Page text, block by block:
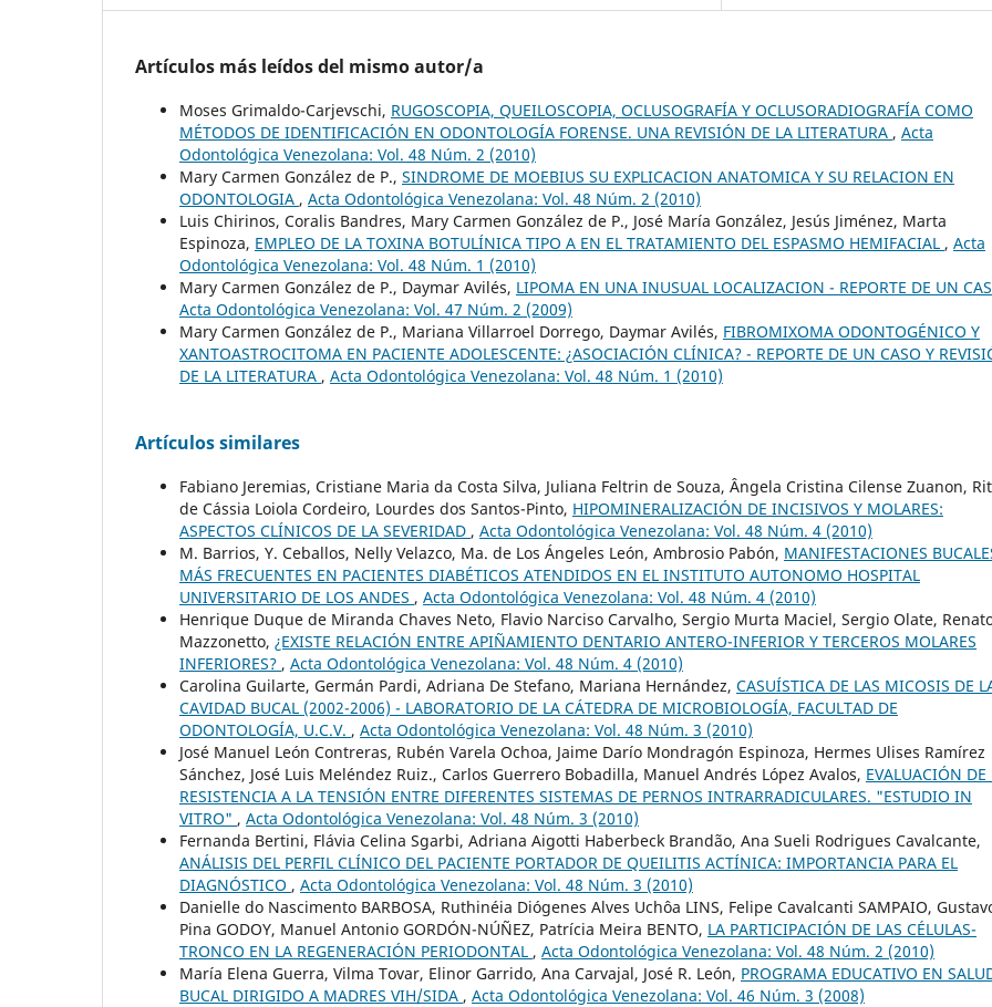
Artículos más leídos del mismo autor/a
Moses Grimaldo-Carjevschi, RUGOSCOPIA, QUEILOSCOPIA, OCLUSOGRAFÍA Y OCLUSORADIOGRAFÍA COMO
MÉTODOS DE IDENTIFICACIÓN EN ODONTOLOGÍA FORENSE. UNA REVISIÓN DE LA LITERATURA , Acta
Odontológica Venezolana: Vol. 48 Núm. 2 (2010)
Mary Carmen González de P., SINDROME DE MOEBIUS SU EXPLICACION ANATOMICA Y SU RELACION EN
ODONTOLOGIA , Acta Odontológica Venezolana: Vol. 48 Núm. 2 (2010)
Luis Chirinos, Coralis Bandres, Mary Carmen González de P., José María González, Jesús Jiménez, Marta
Espinoza, EMPLEO DE LA TOXINA BOTULÍNICA TIPO A EN EL TRATAMIENTO DEL ESPASMO HEMIFACIAL , Acta
Odontológica Venezolana: Vol. 48 Núm. 1 (2010)
Mary Carmen González de P., Daymar Avilés, LIPOMA EN UNA INUSUAL LOCALIZACION - REPORTE DE UN
Acta Odontológica Venezolana: Vol. 47 Núm. 2 (2009)
Mary Carmen González de P., Mariana Villarroel Dorrego, Daymar Avilés, FIBROMIXOMA ODONTOGÉNICO Y
XANTOASTROCITOMA EN PACIENTE ADOLESCENTE: ¿ASOCIACIÓN CLÍNICA? - REPORTE DE UN CASO Y
DE LA LITERATURA , Acta Odontológica Venezolana: Vol. 48 Núm. 1 (2010)
Artículos similares
Fabiano Jeremias, Cristiane Maria da Costa Silva, Juliana Feltrin de Souza, Ângela Cristina Cilense Zuanon,
de Cássia Loiola Cordeiro, Lourdes dos Santos-Pinto, HIPOMINERALIZACIÓN DE INCISIVOS Y MOLARES:
ASPECTOS CLÍNICOS DE LA SEVERIDAD , Acta Odontológica Venezolana: Vol. 48 Núm. 4 (2010)
M. Barrios, Y. Ceballos, Nelly Velazco, Ma. de Los Ángeles León, Ambrosio Pabón, MANIFESTACIONES
MÁS FRECUENTES EN PACIENTES DIABÉTICOS ATENDIDOS EN EL INSTITUTO AUTONOMO HOSPITAL
UNIVERSITARIO DE LOS ANDES , Acta Odontológica Venezolana: Vol. 48 Núm. 4 (2010)
Henrique Duque de Miranda Chaves Neto, Flavio Narciso Carvalho, Sergio Murta Maciel, Sergio Olate,
Mazzonetto, ¿EXISTE RELACIÓN ENTRE APIÑAMIENTO DENTARIO ANTERO-INFERIOR Y TERCEROS MOLARES
INFERIORES? , Acta Odontológica Venezolana: Vol. 48 Núm. 4 (2010)
Carolina Guilarte, Germán Pardi, Adriana De Stefano, Mariana Hernández, CASUÍSTICA DE LAS MICOSIS DE
CAVIDAD BUCAL (2002-2006) - LABORATORIO DE LA CÁTEDRA DE MICROBIOLOGÍA, FACULTAD DE
ODONTOLOGÍA, U.C.V. , Acta Odontológica Venezolana: Vol. 48 Núm. 3 (2010)
José Manuel León Contreras, Rubén Varela Ochoa, Jaime Darío Mondragón Espinoza, Hermes Ulises Ramírez
Sánchez, José Luis Meléndez Ruiz., Carlos Guerrero Bobadilla, Manuel Andrés López Avalos, EVALUACIÓN DE
RESISTENCIA A LA TENSIÓN ENTRE DIFERENTES SISTEMAS DE PERNOS INTRARRADICULARES. "ESTUDIO IN
VITRO" , Acta Odontológica Venezolana: Vol. 48 Núm. 3 (2010)
Fernanda Bertini, Flávia Celina Sgarbi, Adriana Aigotti Haberbeck Brandão, Ana Sueli Rodrigues Cavalcante,
ANÁLISIS DEL PERFIL CLÍNICO DEL PACIENTE PORTADOR DE QUEILITIS ACTÍNICA: IMPORTANCIA PARA EL
DIAGNÓSTICO , Acta Odontológica Venezolana: Vol. 48 Núm. 3 (2010)
Danielle do Nascimento BARBOSA, Ruthinéia Diógenes Alves Uchôa LINS, Felipe Cavalcanti SAMPAIO,
Pina GODOY, Manuel Antonio GORDÓN-NÚÑEZ, Patrícia Meira BENTO, LA PARTICIPACIÓN DE LAS CÉLULAS-
TRONCO EN LA REGENERACIÓN PERIODONTAL , Acta Odontológica Venezolana: Vol. 48 Núm. 2 (2010)
María Elena Guerra, Vilma Tovar, Elinor Garrido, Ana Carvajal, José R. León, PROGRAMA EDUCATIVO EN
BUCAL DIRIGIDO A MADRES VIH/SIDA , Acta Odontológica Venezolana: Vol. 46 Núm. 3 (2008)